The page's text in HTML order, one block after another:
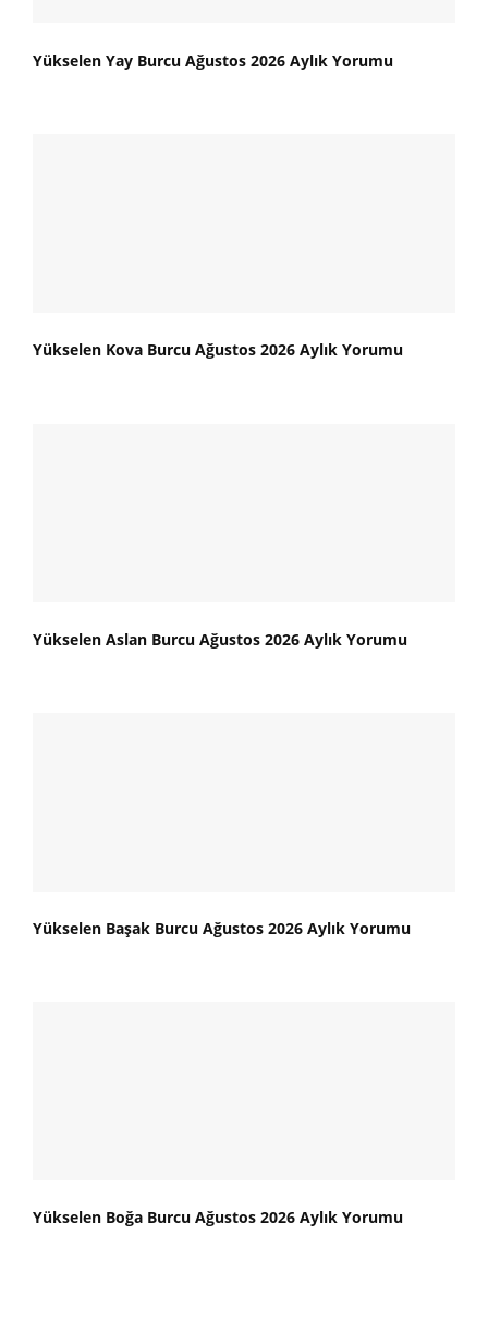
Yükselen Yay Burcu Ağustos 2026 Aylık Yorumu
Yükselen Kova Burcu Ağustos 2026 Aylık Yorumu
Yükselen Aslan Burcu Ağustos 2026 Aylık Yorumu
Yükselen Başak Burcu Ağustos 2026 Aylık Yorumu
Yükselen Boğa Burcu Ağustos 2026 Aylık Yorumu